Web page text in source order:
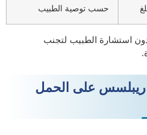
حسب توصية الطبيب
استشارة الطبيب لتجنب
على الحمل